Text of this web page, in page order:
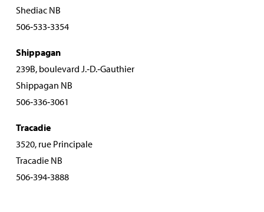
Shediac NB
506‑533‑3354
Shippagan
239B, boulevard J.‑D.‑Gauthier
Shippagan NB
506‑336‑3061
Tracadie
3520, rue Principale
Tracadie NB
506‑394‑3888